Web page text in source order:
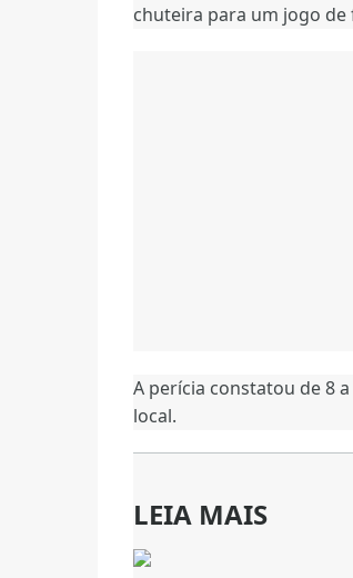
chuteira para um jogo de
A perícia constatou de 8
local.
LEIA MAIS